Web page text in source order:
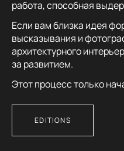
работа, способная
Если вам близка идея
высказывания и
архитектурного
за развитием.
Этот процесс только
EDITIONS